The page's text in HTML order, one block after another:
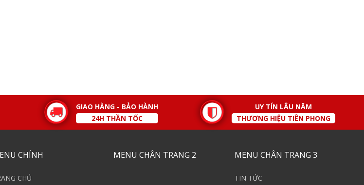
GIAO HÀNG - BẢO HÀNH
24H THẦN TỐC
UY TÍN LÂU NĂM
THƯƠNG HIỆU TIÊN PHONG
CHÍNH
CHỦ
MENU CHÂN TRANG 2 MENU CHÂN TRANG 3
TIN TỨC